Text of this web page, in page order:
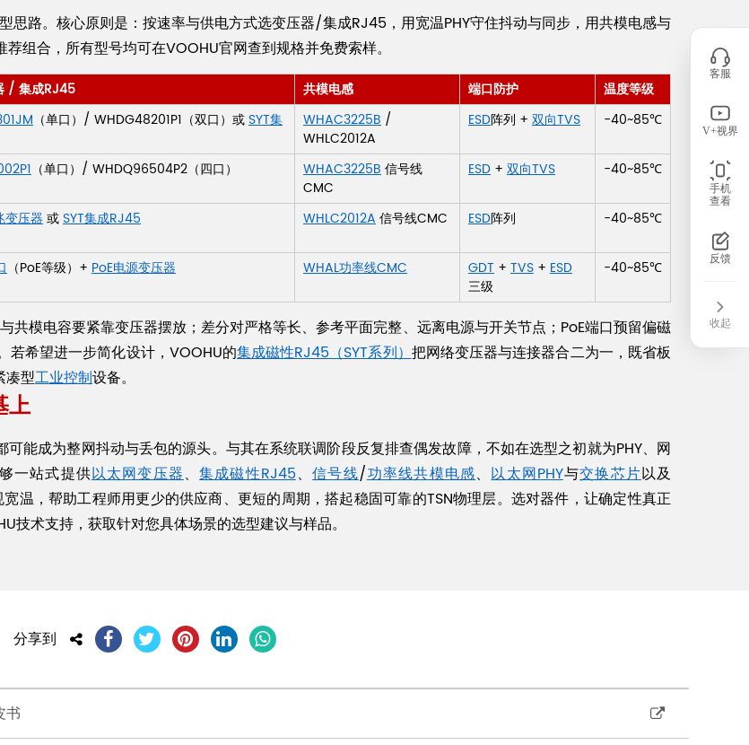
思路。核心原则是：按速率与供电方式选变压器/集成RJ45，用宽温PHY守住抖动与同步，用共模电感与
组合，所有型号均可在VOOHU官网查到规格并免费索样。
/ 集成RJ45 共模电感 端口防护
温度等级
（单口）/ WHDG48201P1（双口）或SYT集
WHAC3225B /
WHLC2012A
ESD阵列 + 双向TVS -40~85℃
（单口）/ WHDQ96504P2（四口） WHAC3225B 信号线
CMC
ESD + 双向TVS -40~85℃
变压器 或SYT集成RJ45 WHLC2012A 信号线CMC ESD阵列 -40~85℃
（PoE等级）+ PoE电源变压器 WHAL功率线CMC GDT + TVS + ESD
三级
-40~85℃
模电容要紧靠变压器摆放；差分对严格等长、参考平面完整、远离电源与开关节点；PoE端口预留偏磁
若希望进一步简化设计，VOOHU的集成磁性RJ45（SYT系列）把网络变压器与连接器合二为一，既省板
凑型工业控制设备。
上
能成为整网抖动与丢包的源头。与其在系统联调阶段反复排查偶发故障，不如在选型之初就为PHY、网
一站式提供以太网变压器、集成磁性RJ45、信号线/功率线共模电感、以太网PHY与交换芯片以及
温，帮助工程师用更少的供应商、更短的周期，搭起稳固可靠的TSN物理层。选对器件，让确定性真正
术支持，获取针对您具体场景的选型建议与样品。
分享到
书
客服
V+视界
手机
查看
反馈
收起